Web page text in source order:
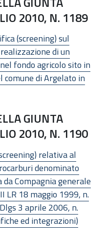
2010, N. 1189
(screening) sul
di un
fondo agricolo sito in
comune di Argelato in
GIUNTA
2010, N. 1190
relativa al
denominato
Compagnia generale
LR 18 maggio 1999, n.
3 aprile 2006, n.
ed integrazioni)